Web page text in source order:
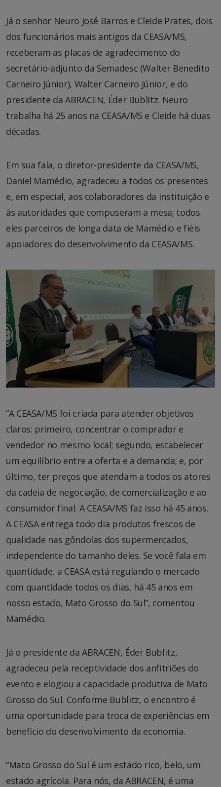
Já o senhor Neuro José Barros e Cleide Prates, dois
dos funcionários mais antigos da CEASA/MS,
receberam as placas de agradecimento do
secretário-adjunto da Semadesc (Walter Benedito
Carneiro Júnior), Walter Carneiro Júnior, e do
presidente da ABRACEN, Éder Bublitz. Neuro
trabalha há 25 anos na CEASA/MS e Cleide há duas
décadas.
Em sua fala, o diretor-presidente da CEASA/MS,
Daniel Mamédio, agradeceu a todos os presentes
e, em especial, aos colaboradores da instituição e
às autoridades que compuseram a mesa; todos
eles parceiros de longa data de Mamédio e fiéis
apoiadores do desenvolvimento da CEASA/MS.
“A CEASA/MS foi criada para atender objetivos
claros: primeiro, concentrar o comprador e
vendedor no mesmo local; segundo, estabelecer
um equilíbrio entre a oferta e a demanda; e, por
último, ter preços que atendam a todos os atores
da cadeia de negociação, de comercialização e ao
consumidor final. A CEASA/MS faz isso há 45 anos.
A CEASA entrega todo dia produtos frescos de
qualidade nas gôndolas dos supermercados,
independente do tamanho deles. Se você fala em
quantidade, a CEASA está regulando o mercado
com quantidade todos os dias, há 45 anos em
nosso estado, Mato Grosso do Sul”, comentou
Mamédio.
Já o presidente da ABRACEN, Éder Bublitz,
agradeceu pela receptividade dos anfitriões do
evento e elogiou a capacidade produtiva de Mato
Grosso do Sul. Conforme Bublitz, o encontro é
uma oportunidade para troca de experiências em
benefício do desenvolvimento da economia.
“Mato Grosso do Sul é um estado rico, belo, um
estado agrícola. Para nós, da ABRACEN, é uma